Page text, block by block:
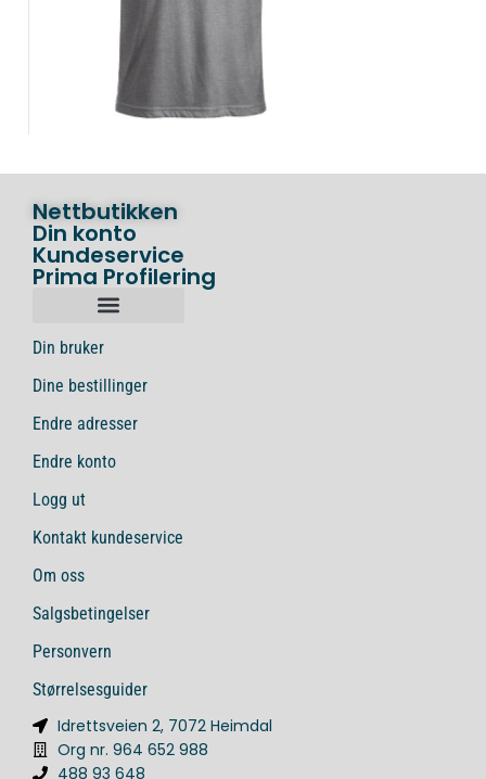
Nettbutikken
Din konto
Kundeservice
Prima Profilering
Din bruker
Dine bestillinger
Endre adresser
Endre konto
Logg ut
Kontakt kundeservice
Om oss
Salgsbetingelser
Personvern
Størrelsesguider
Idrettsveien 2, 7072 Heimdal
Org nr. 964 652 988
488 93 648